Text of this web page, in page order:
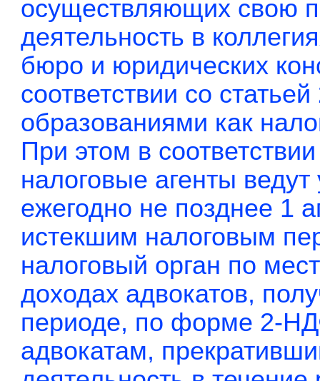
осуществляющих свою
деятельность в
бюро и юридических
соответствии со
образованиями как
При этом в
налоговые агенты
ежегодно не позднее 1
истекшим налоговым
налоговый орган по
доходах адвокатов,
периоде, по форме 2-
адвокатам,